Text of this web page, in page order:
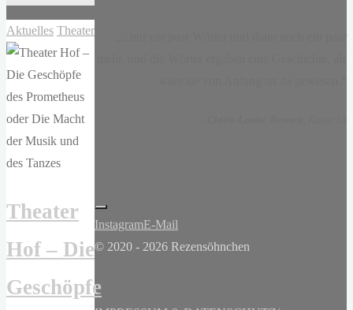
Aktuelles Theater
Theater
Hof – Die
Geschöpfe
InstagramE-Mail
© 2020 - 2026 Rezensöhnchen